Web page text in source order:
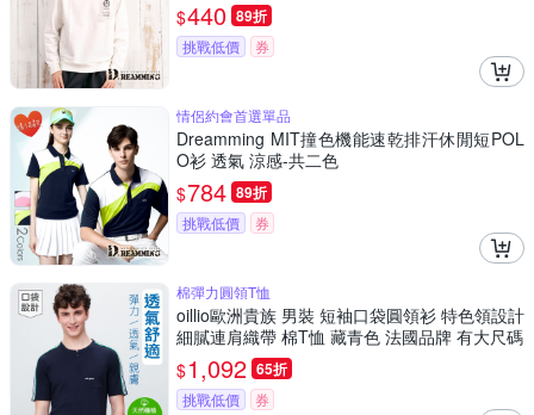
$440 89折
挑戰低價 券
情侶約會首選單品
Dreamming MIT撞色機能速乾排汗休閒短POL
O衫 透氣 涼感-共二色
$784 89折
挑戰低價 券
棉彈力圓領T恤
oillio歐洲貴族 男裝 短袖口袋圓領衫 特色領設計
細膩連肩織帶 棉T恤 藏青色 法國品牌 有大尺碼
$1,092 65折
挑戰低價 券